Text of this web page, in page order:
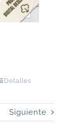
Detalles
Siguiente